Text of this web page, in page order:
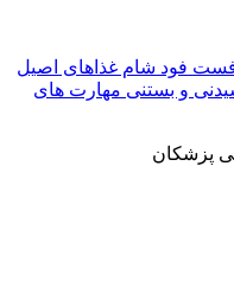
فود شام غذاهای اصیل
و بستنی مهارت های
پزشکان